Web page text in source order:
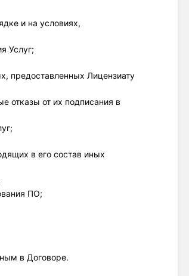
и на условиях,
Услуг;
предоставленных Лицензиату
отказы от их подписания в
в его состав иных
ПО;
в Договоре.